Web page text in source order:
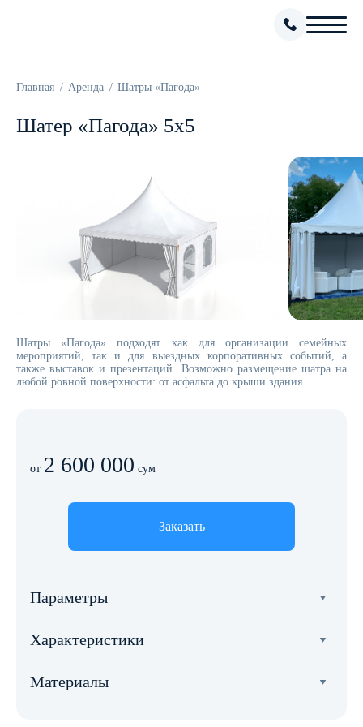
Главная Аренда Шатры «Пагода»
Шатер «Пагода» 5x5
Шатры «Пагода» подходят как для организации семейных
мероприятий, так и для выездных корпоративных событий, а
также выставок и презентаций. Возможно размещение шатра на
любой ровной поверхности: от асфальта до крыши здания.
от 2 600 000 сум
Заказать
Параметры
Ширина
5 метров
Длина
5 метров
Характеристики
Общий вес
270 кг.
Материалы